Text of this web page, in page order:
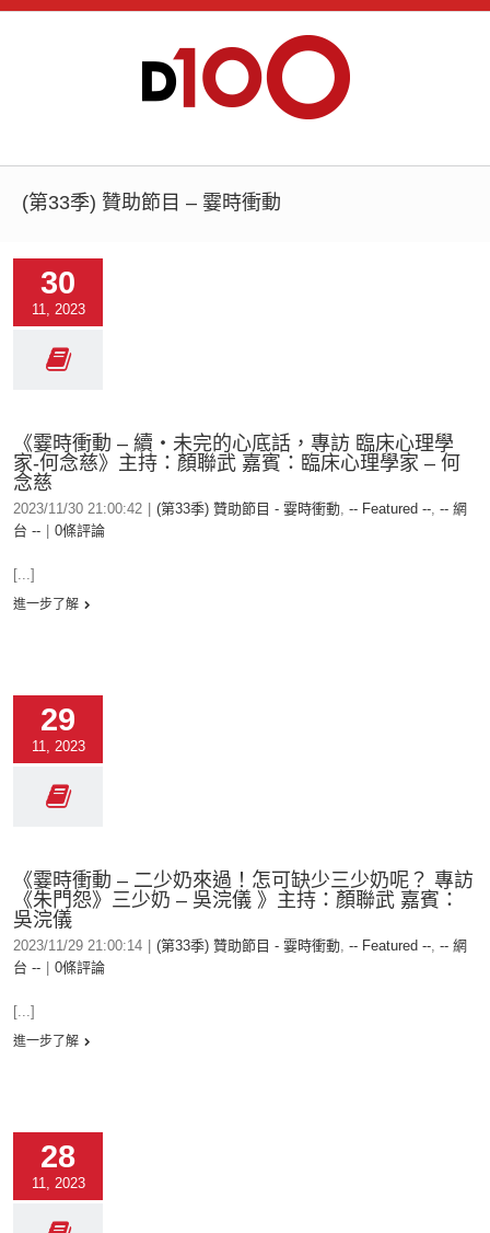
(第33季) 贊助節目 – 霎時衝動
30
11, 2023
《霎時衝動 – 續‧未完的心底話，專訪 臨床心理學
家-何念慈》主持：顏聯武 嘉賓：臨床心理學家 – 何
念慈
2023/11/30 21:00:42 (第33季) 贊助節目 - 霎時衝動, -- Featured --, -- 網
台 --
0條評論
[...]
進一步了解
29
11, 2023
《霎時衝動 – 二少奶來過！怎可缺少三少奶呢？ 專訪
《朱門怨》三少奶 – 吳浣儀 》主持：顏聯武 嘉賓：
吳浣儀
2023/11/29 21:00:14 (第33季) 贊助節目 - 霎時衝動, -- Featured --, -- 網
台 --
0條評論
[...]
進一步了解
28
11, 2023